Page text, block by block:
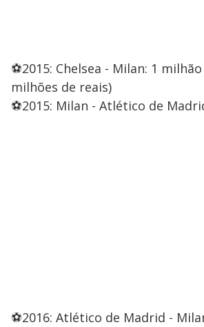
⚽2015: Chelsea - Milan: 1
milhões de reais)
⚽2015: Milan - Atlético de
⚽2016: Atlético de Madrid -